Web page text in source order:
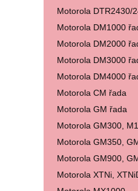
Motorola DTR2430/
Motorola DM1000
Motorola DM2000
Motorola DM3000
Motorola DM4000
Motorola CM řada
Motorola GM řada
Motorola GM300,
Motorola GM350,
Motorola GM900,
Motorola XTNi,